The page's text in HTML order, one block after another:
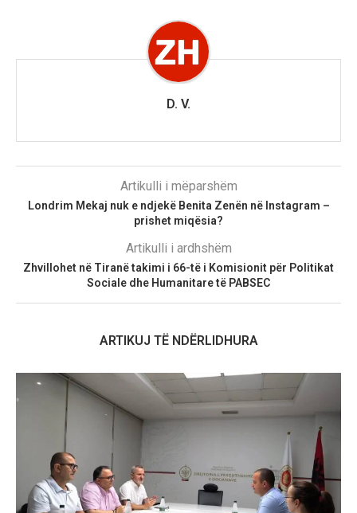
D. V.
Artikulli i mëparshëm
Londrim Mekaj nuk e ndjekë Benita Zenën në Instagram –
prishet miqësia?
Artikulli i ardhshëm
Zhvillohet në Tiranë takimi i 66-të i Komisionit për Politikat
Sociale dhe Humanitare të PABSEC
ARTIKUJ TË NDËRLIDHURA